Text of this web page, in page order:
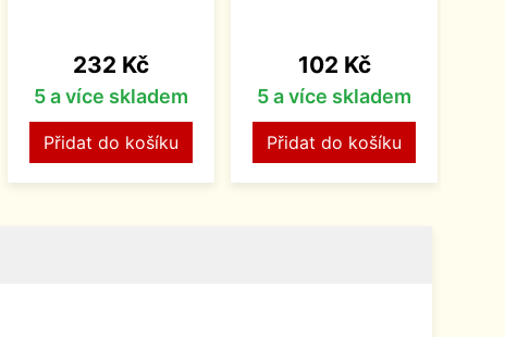
Cena
232 Kč
5 a více skladem
Přidat do košíku
Cena
102 Kč
5 a více skladem
Přidat do košíku